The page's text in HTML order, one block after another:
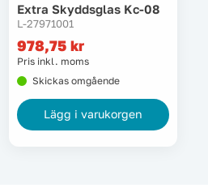
Laserinstrument
Lyft, transport & materialhantering
Maskiner
Extra Skyddsglas Kc-08
L-27971001
978,75 kr
Pris inkl. moms
Skickas omgående
Lägg i varukorgen